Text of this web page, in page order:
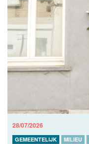
28/07/2026
GEMEENTELIJK MILIEU